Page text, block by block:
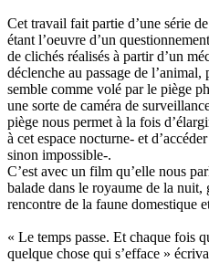
Cet travail fait partie d’une série
étant l’oeuvre d’un
de clichés réalisés à partir d’un
déclenche au passage de
semble comme volé par le piège
une sorte de caméra de
piège nous permet à la fois
à cet espace nocturne- et
sinon impossible-.
C’est avec un film qu’elle nous
balade dans le royaume de la nuit,
rencontre de la faune domestique
« Le temps passe. Et chaque fois
quelque chose qui s’efface »